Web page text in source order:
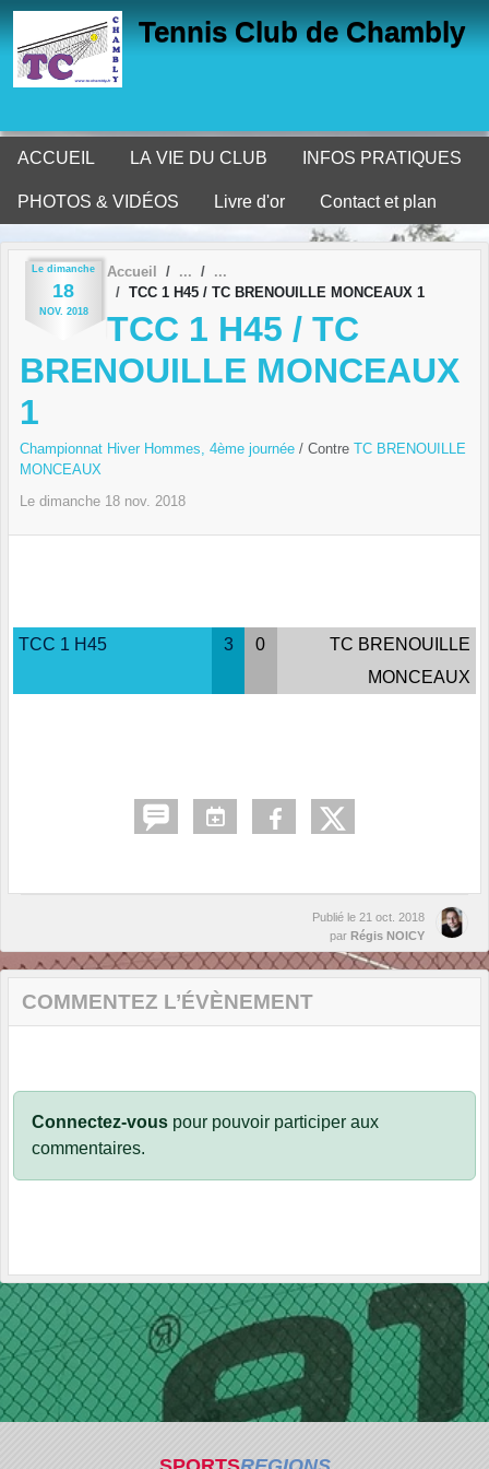
Tennis Club de Chambly
ACCUEIL LA VIE DU CLUB INFOS PRATIQUES
PHOTOS & VIDÉOS Livre d'or Contact et plan
Le dimanche
18
NOV. 2018
Accueil
TCC 1 H45 / TC BRENOUILLE MONCEAUX 1
TCC 1 H45 / TC
BRENOUILLE MONCEAUX
1
Championnat Hiver Hommes, 4ème journée / Contre TC BRENOUILLE
MONCEAUX
Le dimanche 18 nov. 2018
TCC 1 H45 3 0
TC BRENOUILLE
MONCEAUX
Publié le 21 oct. 2018
par Régis NOICY
COMMENTEZ L’ÉVÈNEMENT
Connectez-vous pour pouvoir participer aux
commentaires.
Panneau de gestion des cookies